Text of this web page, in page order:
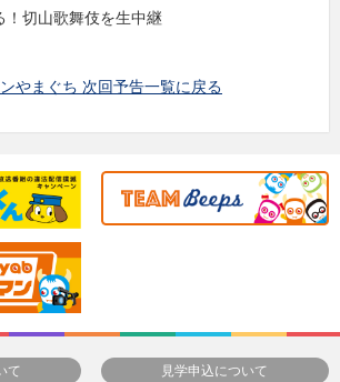
！切山歌舞伎を生中継
やまぐち 次回予告一覧に戻る
て 見学申込について